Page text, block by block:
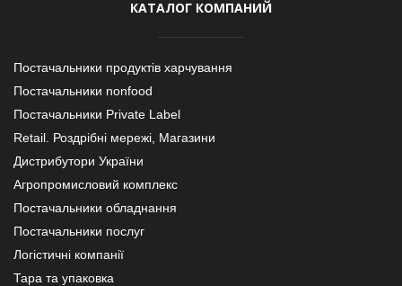
КАТАЛОГ КОМПАНИЙ
Постачальники продуктів харчування
Постачальники nonfood
Постачальники Private Label
Retail. Роздрібні мережі, Магазини
Дистрибутори України
Агропромисловий комплекс
Постачальники обладнання
Постачальники послуг
Логістичні компанії
Тара та упаковка